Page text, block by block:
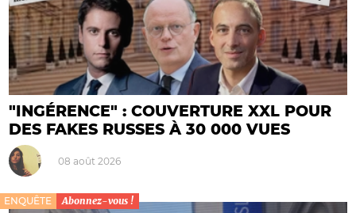
"INGÉRENCE" : COUVERTURE XXL POUR
DES FAKES RUSSES À 30 000 VUES
08 août 2026
ENQUÊTE Abonnez-vous !